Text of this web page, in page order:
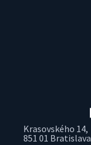
Krasovského 14,
851 01 Bratislava